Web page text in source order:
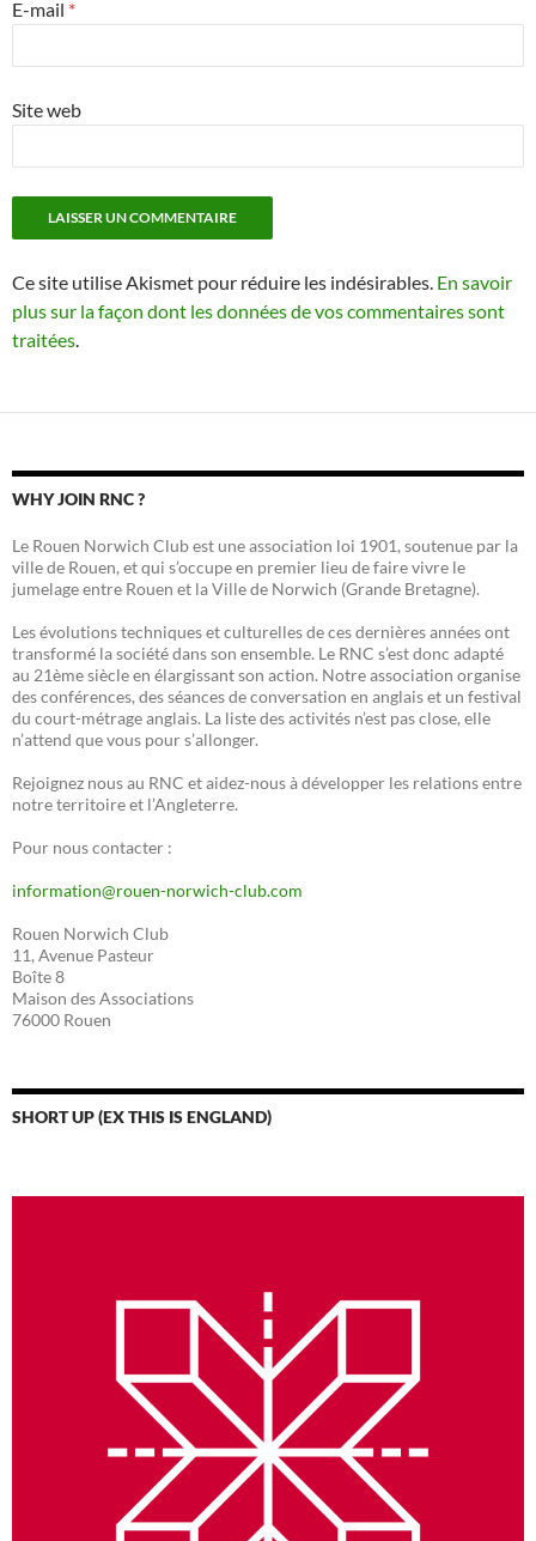
E-mail *
Site web
Ce site utilise Akismet pour réduire les indésirables. En savoir
plus sur la façon dont les données de vos commentaires sont
traitées
WHY JOIN RNC ?
Le Rouen Norwich Club est une association loi 1901, soutenue par la
ville de Rouen, et qui s’occupe en premier lieu de faire vivre le
jumelage entre Rouen et la Ville de Norwich (Grande Bretagne).
Les évolutions techniques et culturelles de ces dernières années ont
transformé la société dans son ensemble. Le RNC s’est donc adapté
au 21ème siècle en élargissant son action. Notre association organise
des conférences, des séances de conversation en anglais et un festival
du court-métrage anglais. La liste des activités n’est pas close, elle
n’attend que vous pour s’allonger.
Rejoignez nous au RNC et aidez-nous à développer les relations entre
notre territoire et l’Angleterre.
Pour nous contacter :
information@rouen-norwich-club.com
Rouen Norwich Club
11, Avenue Pasteur
Boîte 8
Maison des Associations
76000 Rouen
SHORT UP (EX THIS IS ENGLAND)